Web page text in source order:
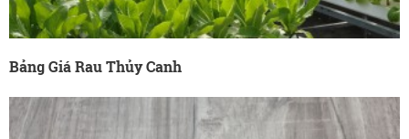
Bảng Giá Rau Thủy Canh